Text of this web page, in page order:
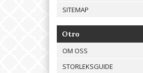
SITEMAP
Otro
OM OSS
STORLEKSGUIDE